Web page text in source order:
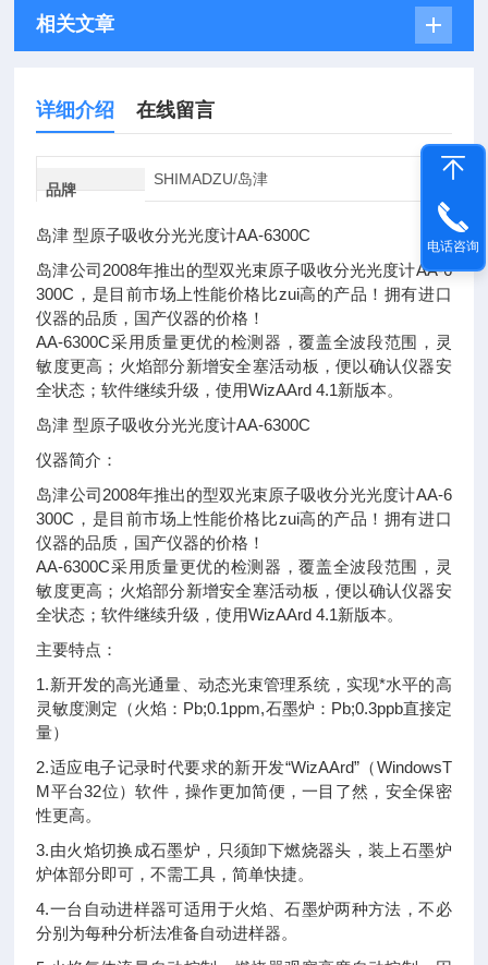
相关文章
详细介绍 在线留言
品牌
SHIMADZU/岛津
岛津 型原子吸收分光光度计AA-6300C
岛津公司2008年推出的型双光束原子吸收分光光度计AA-6
300C，是目前市场上性能价格比zui高的产品！拥有进口
仪器的品质，国产仪器的价格！
AA-6300C采用质量更优的检测器，覆盖全波段范围，灵
敏度更高；火焰部分新增安全塞活动板，便以确认仪器安
全状态；软件继续升级，使用WizAArd 4.1新版本。
岛津 型原子吸收分光光度计AA-6300C
仪器简介：
岛津公司2008年推出的型双光束原子吸收分光光度计AA-6
300C，是目前市场上性能价格比zui高的产品！拥有进口
仪器的品质，国产仪器的价格！
AA-6300C采用质量更优的检测器，覆盖全波段范围，灵
敏度更高；火焰部分新增安全塞活动板，便以确认仪器安
全状态；软件继续升级，使用WizAArd 4.1新版本。
主要特点：
1.新开发的高光通量、动态光束管理系统，实现*水平的高
灵敏度测定（火焰：Pb;0.1ppm,石墨炉：Pb;0.3ppb直接定
量）
2.适应电子记录时代要求的新开发“WizAArd”（WindowsT
M平台32位）软件，操作更加简便，一目了然，安全保密
性更高。
3.由火焰切换成石墨炉，只须卸下燃烧器头，装上石墨炉
炉体部分即可，不需工具，简单快捷。
4.一台自动进样器可适用于火焰、石墨炉两种方法，不必
分别为每种分析法准备自动进样器。
电话咨询